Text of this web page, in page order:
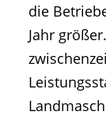
die
Jahr